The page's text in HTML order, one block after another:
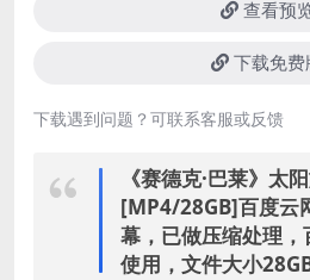
查看预
下载免费
下载遇到问题？可联系客服或反馈
《赛德克·巴莱》太
[MP4/28GB]百度云
幕，已做压缩处理
使用，文件大小28GB